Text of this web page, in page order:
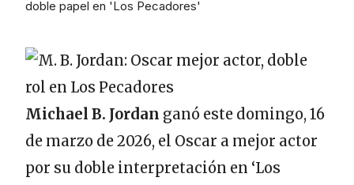
Michael B. Jordan ganó este domingo, 16
de marzo de 2026, el Oscar a mejor actor
por su doble interpretación en ‘Los